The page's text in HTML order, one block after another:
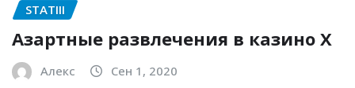
STATIII
Азартные развлечения в казино Х
Алекс Сен 1, 2020